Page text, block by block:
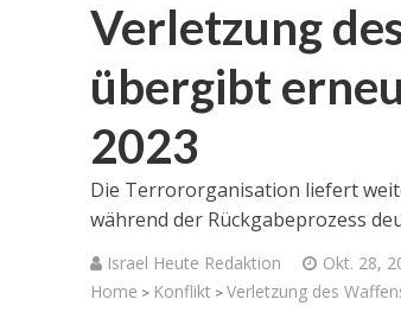
Verletzung
übergibt
2023
Die Terrororganisation liefert
während der Rückgabeprozess
Israel Heute Redaktion Okt. 28,
Home > Konflikt > Verletzung des